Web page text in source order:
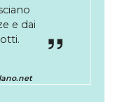
e dai